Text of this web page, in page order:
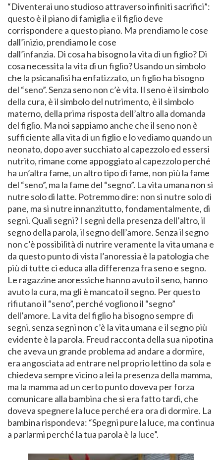
“Diventerai uno studioso attraverso infiniti sacrifici”:
questo è il piano di famiglia e il figlio deve
corrispondere a questo piano. Ma prendiamo le cose
dall’inizio, prendiamo le cose
dall’infanzia. Di cosa ha bisogno la vita di un figlio? Di
cosa necessita la vita di un figlio? Usando un simbolo
che la psicanalisi ha enfatizzato, un figlio ha bisogno
del “seno”. Senza seno non c’è vita. Il seno è il simbolo
della cura, è il simbolo del nutrimento, è il simbolo
materno, della prima risposta dell’altro alla domanda
del figlio. Ma noi sappiamo anche che il seno non è
sufficiente alla vita di un figlio e lo vediamo quando un
neonato, dopo aver succhiato al capezzolo ed essersi
nutrito, rimane come appoggiato al capezzolo perché
ha un’altra fame, un altro tipo di fame, non più la fame
del “seno”, ma la fame del “segno”. La vita umana non si
nutre solo di latte. Potremmo dire: non si nutre solo di
pane, ma si nutre innanzitutto, fondamentalmente, di
segni. Quali segni? I segni della presenza dell’altro, il
segno della parola, il segno dell’amore. Senza il segno
non c’è possibilità di nutrire veramente la vita umana e
da questo punto di vista l’anoressia è la patologia che
più di tutte ci educa alla differenza fra seno e segno.
Le ragazzine anoressiche hanno avuto il seno, hanno
avuto la cura, ma gli è mancato il segno. Per questo
rifiutano il “seno”, perché vogliono il “segno”
dell’amore. La vita del figlio ha bisogno sempre di
segni, senza segni non c’è la vita umana e il segno più
evidente è la parola. Freud racconta della sua nipotina
che aveva un grande problema ad andare a dormire,
era angosciata ad entrare nel proprio lettino da sola e
chiedeva sempre vicino a lei la presenza della mamma,
ma la mamma ad un certo punto doveva per forza
comunicare alla bambina che si era fatto tardi, che
doveva spegnere la luce perché era ora di dormire. La
bambina rispondeva: “Spegni pure la luce, ma continua
a parlarmi perché la tua parola è la luce”.